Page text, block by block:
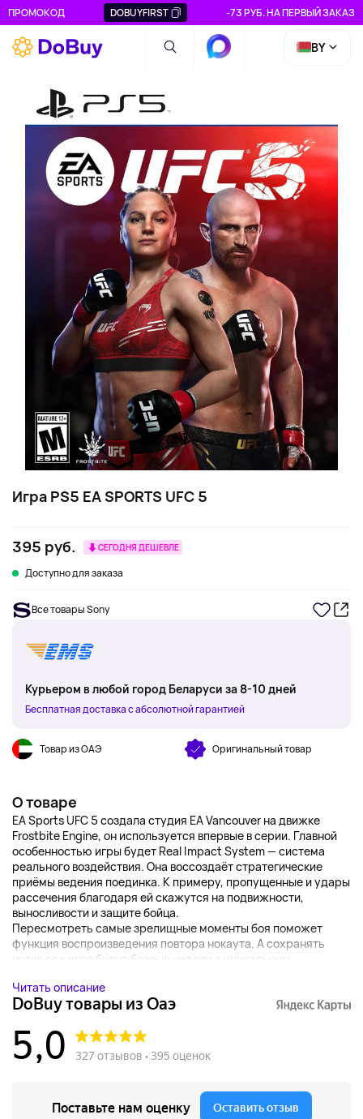
ПРОМОКОД DOBUYFIRST -73 РУБ. НА ПЕРВЫЙ ЗАКАЗ
BY
Игра PS5 EA SPORTS UFC 5
395 руб. СЕГОДНЯ ДЕШЕВЛЕ
Доступно для заказа
Все товары Sony
Курьером в любой город Беларуси за 8-10 дней
Бесплатная доставка с абсолютной гарантией
Товар из ОАЭ Оригинальный товар
О товаре
EA Sports UFC 5 создала студия EA Vancouver на движке
Frostbite Engine, он используется впервые в серии. Главной
особенностью игры будет Real Impact System — система
реального воздействия. Она воссоздаёт стратегические
приёмы ведения поединка. К примеру, пропущенные и удары
рассечения благодаря ей скажутся на подвижности,
выносливости и защите бойца.
Пересмотреть самые зрелищные моменты боя поможет
функция воспроизведения повтора нокаута. А сохранять
интерес к игре будут боевые недели с уникальным...
Читать описание